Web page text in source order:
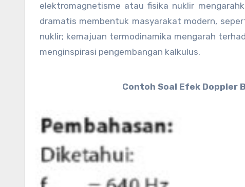
elektromagnetisme atau fisika nuklir
dramatis membentuk masyarakat modern,
nuklir; kemajuan termodinamika mengarah
menginspirasi pengembangan kalkulus.
Contoh Soal Efek Doppler